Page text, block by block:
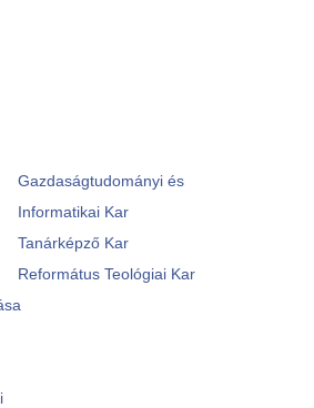
Gazdaságtudományi és
Informatikai Kar
Tanárképző Kar
Református Teológiai Kar